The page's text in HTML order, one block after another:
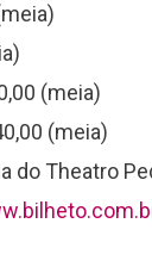
(meia)
(meia)
do Theatro